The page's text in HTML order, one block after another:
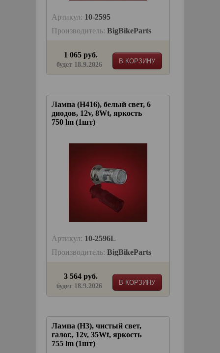
Артикул: 10-2595
Производитель: BigBikeParts
В КОРЗИНУ
1 065 руб.
будет 18.9.2026
Лампа (H416), белый свет, 6
диодов, 12v, 8Wt, яркость
750 lm (1шт)
Артикул: 10-2596L
Производитель: BigBikeParts
В КОРЗИНУ
3 564 руб.
будет 18.9.2026
Лампа (H3), чистый свет,
галог., 12v, 35Wt, яркость
755 lm (1шт)